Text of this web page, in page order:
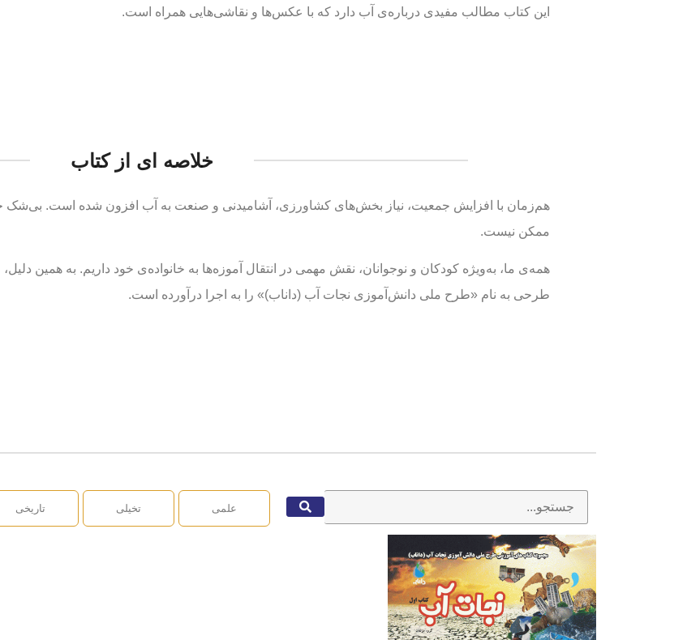
این کتاب مطالب مفیدی درباره‌ی آب دارد که با عکس‌ها و نقاشی‌هایی همراه است.
خلاصه ای از کتاب
هم‌زمان با افزایش جمعیت، نیاز بخش‌های کشاورزی، آشامیدنی و صنعت به آب افزون شده است. بی‌شک
ممکن نیست.
همه‌ی ما، به‌ویژه کودکان و نوجوانان، نقش مهمی در انتقال آموزه‌ها به خانواده‌ی خود داریم. به همین
طرحی به نام «طرح ملی دانش‌آموزی نجات آب (داناب)» را به اجرا درآورده است.
علمی تخیلی تاریخی